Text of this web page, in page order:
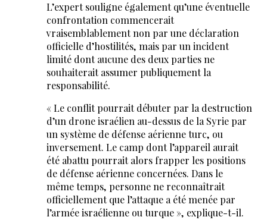
L’expert souligne également qu’une éventuelle
confrontation commencerait
vraisemblablement non par une déclaration
officielle d’hostilités, mais par un incident
limité dont aucune des deux parties ne
souhaiterait assumer publiquement la
responsabilité.
« Le conflit pourrait débuter par la destruction
d’un drone israélien au-dessus de la Syrie par
un système de défense aérienne turc, ou
inversement. Le camp dont l’appareil aurait
été abattu pourrait alors frapper les positions
de défense aérienne concernées. Dans le
même temps, personne ne reconnaîtrait
officiellement que l’attaque a été menée par
l’armée israélienne ou turque », explique-t-il.